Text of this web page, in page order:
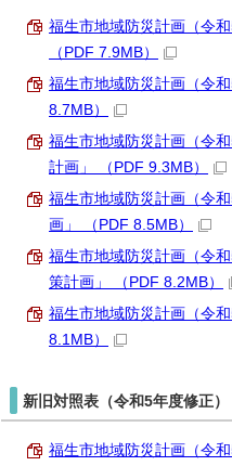
福生市地域防災計画（令
（PDF 7.9MB）
福生市地域防災計画（令
8.7MB）
福生市地域防災計画（令
計画」 （PDF 9.3MB）
福生市地域防災計画（令
画」 （PDF 8.5MB）
福生市地域防災計画（令
策計画」 （PDF 8.2MB）
福生市地域防災計画（令
8.1MB）
新旧対照表（令和5年度修正）
福生市地域防災計画（令